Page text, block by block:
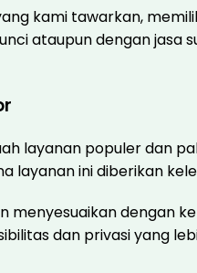
kami tawarkan,
ataupun dengan
layanan populer dan
layanan ini diberikan
menyesuaikan dengan
dan privasi yang